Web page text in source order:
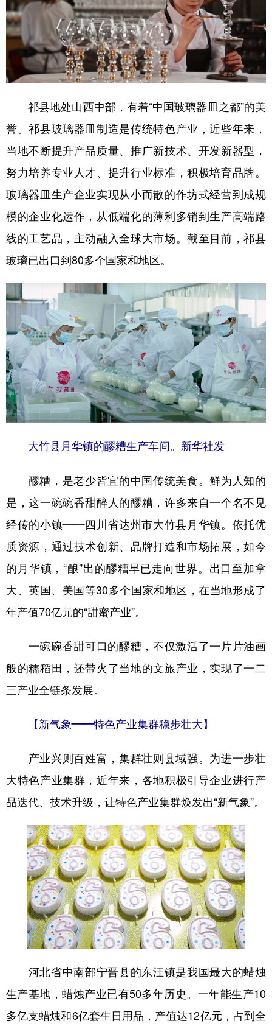
甘肃 青海 宁夏
新疆 内蒙古 黑龙江
English Español Français عربى
Deutsch Português
祁县地处山西中部，有着“中国玻璃器皿之都”的美
誉。祁县玻璃器皿制造是传统特色产业，近些年来，
当地不断提升产品质量、推广新技术、开发新器型，
努力培养专业人才、提升行业标准，积极培育品牌。
玻璃器皿生产企业实现从小而散的作坊式经营到成规
模的企业化运作，从低端化的薄利多销到生产高端路
线的工艺品，主动融入全球大市场。截至目前，祁县
玻璃已出口到80多个国家和地区。
大竹县月华镇的醪糟生产车间。新华社发
醪糟，是老少皆宜的中国传统美食。鲜为人知的
是，这一碗碗香甜醉人的醪糟，许多来自一个名不见
经传的小镇——四川省达州市大竹县月华镇。依托优
质资源，通过技术创新、品牌打造和市场拓展，如今
的月华镇，“酿”出的醪糟早已走向世界。出口至加拿
大、英国、美国等30多个国家和地区，在当地形成了
年产值70亿元的“甜蜜产业”。
一碗碗香甜可口的醪糟，不仅激活了一片片油画
般的糯稻田，还带火了当地的文旅产业，实现了一二
三产业全链条发展。
【新气象——特色产业集群稳步壮大】
产业兴则百姓富，集群壮则县域强。为进一步壮
大特色产业集群，近年来，各地积极引导企业进行产
品迭代、技术升级，让特色产业集群焕发出“新气象”。
河北省中南部宁晋县的东汪镇是我国最大的蜡烛
生产基地，蜡烛产业已有50多年历史。一年能生产10
多亿支蜡烛和6亿套生日用品，产值达12亿元，占到全